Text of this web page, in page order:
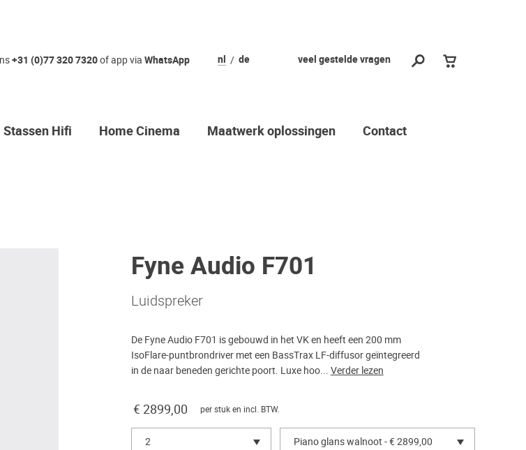
veel gestelde vragen
nl de
+31 (0)77 320 7320of app via WhatsApp
Hifi Home Cinema Maatwerk oplossingen Contact
Fyne Audio F701
Luidspreker
De Fyne Audio F701 is gebouwd in het VK en heeft een 200 mm
IsoFlare-puntbrondriver met een BassTrax LF-diffusor geïntegreerd
in de naar beneden gerichte poort. Luxe hoo... Verder lezen
€ 2899,00 per stuk en incl. BTW.
2 Piano glans walnoot - € 2899,00